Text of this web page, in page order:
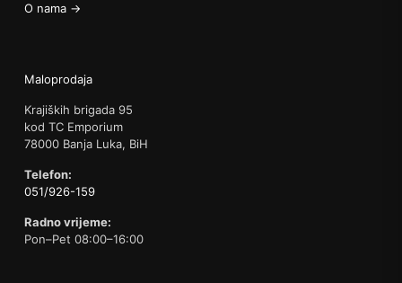
O nama →
Maloprodaja
Krajiških brigada 95
kod TC Emporium
78000 Banja Luka, BiH
Telefon:
051/926-159
Radno vrijeme:
Pon–Pet 08:00–16:00